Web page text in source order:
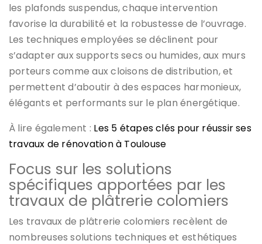
les plafonds suspendus, chaque intervention
favorise la durabilité et la robustesse de l’ouvrage.
Les techniques employées se déclinent pour
s’adapter aux supports secs ou humides, aux murs
porteurs comme aux cloisons de distribution, et
permettent d’aboutir à des espaces harmonieux,
élégants et performants sur le plan énergétique.
À lire également : Les 5 étapes clés pour réussir ses
travaux de rénovation à Toulouse
Focus sur les solutions
spécifiques apportées par les
travaux de plâtrerie colomiers
Les travaux de plâtrerie colomiers recèlent de
nombreuses solutions techniques et esthétiques